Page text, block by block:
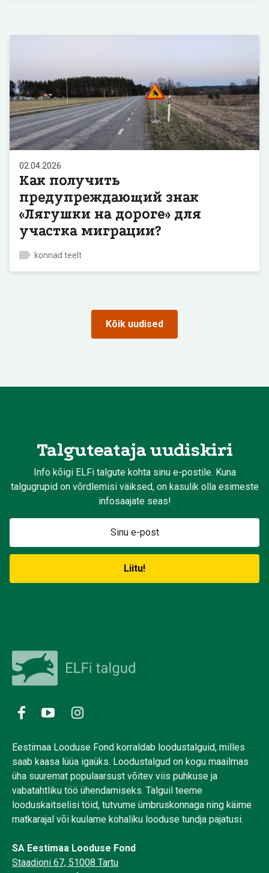
02.04.2026
Как получить
предупреждающий знак
«Лягушки на дороге» для
участка миграции?
konnad teelt
Kõik uudised
Talguteataja uudiskiri
Info kõigi ELFi talgute kohta sinu e-postile. Kuna
talgugrupid on võrdlemisi väiksed, on kasulik olla esimeste
infosaajate seas!
Eestimaa Looduse Fond korraldab loodustalguid, milles
saab kaasa lüüa igaüks. Loodustalgud on kogu maailmas
üha suuremat populaarsust võitev viis puhkuse ja
vabatahtliku töö ühendamiseks. Talguil teeme
looduskaitselisi töid, tutvume ümbruskonnaga ning käime
matkarajal või kuulame kohaliku looduse tundja pajatusi.
SA Eestimaa Looduse Fond
Staadioni 67, 51008 Tartu